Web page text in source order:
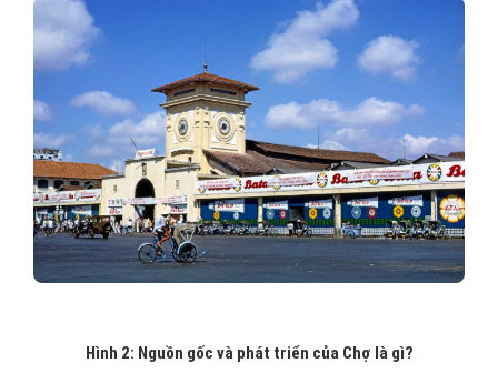
Hình 2: Nguồn gốc và phát triển của Chợ là gì?